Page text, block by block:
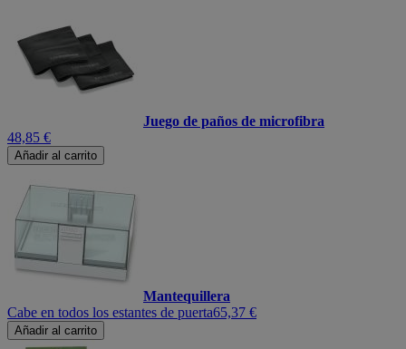
Juego de paños de microfibra
48,85 €
Añadir al carrito
Mantequillera
Cabe en todos los estantes de puerta65,37 €
Añadir al carrito